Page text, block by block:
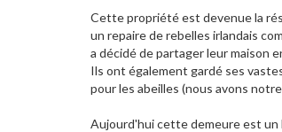
Cette propriété est devenue la
un repaire de rebelles irlandais
a décidé de partager leur maison
Ils ont également gardé ses
pour les abeilles (nous avons
Aujourd'hui cette demeure est un